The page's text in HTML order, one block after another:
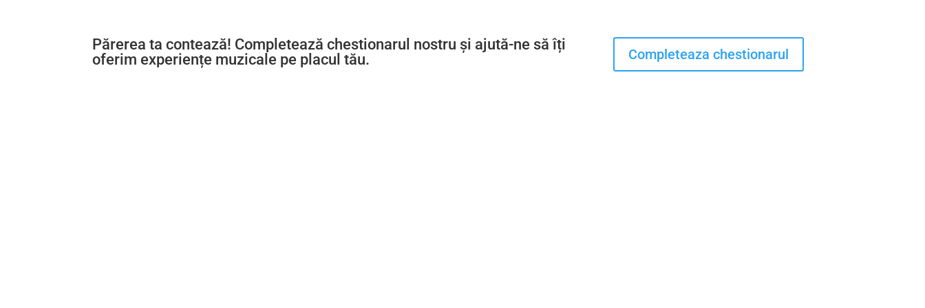
Părerea ta contează! Completează chestionarul nostru și ajută-ne să îți
oferim experiențe muzicale pe placul tău.
Completeaza chestionarul